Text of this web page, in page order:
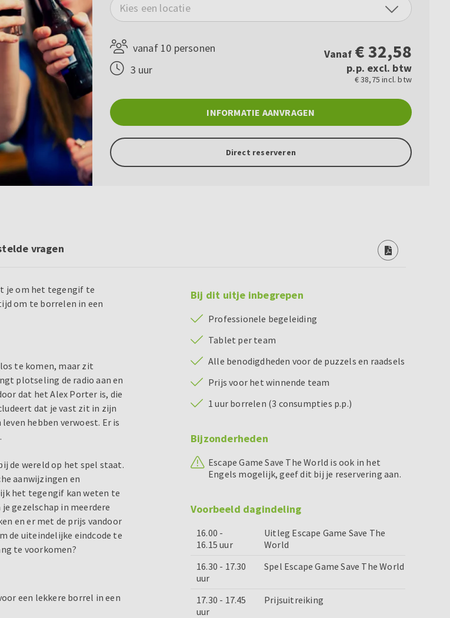
Kies een locatie
vanaf 10 personen
3 uur
Vanaf €32,58
p.p. excl. btw
€ 38,75 incl. btw
INFORMATIE AANVRAGEN
Direct reserveren
vragen
je om het tegengif te
om te borrelen in een
te komen, maar zit
plotseling de radio aan en
dat het Alex Porter is, die
dat je vast zit in zijn
hebben verwoest. Er is
de wereld op het spel staat.
aanwijzingen en
het tegengif kan weten te
gezelschap in meerdere
en er met de prijs vandoor
de uiteindelijke eindcode te
te voorkomen?
een lekkere borrel in een
Bij dit uitje inbegrepen
Professionele begeleiding
Tablet per team
Alle benodigdheden voor de puzzels en raadsels
Prijs voor het winnende team
1 uur borrelen (3 consumpties p.p.)
Bijzonderheden
Escape Game Save The World is ook in het
Engels mogelijk, geef dit bij je reservering aan.
Voorbeeld dagindeling
16.00 -
16.15 uur
Uitleg Escape Game Save The
World
16.30 - 17.30
uur
Spel Escape Game Save The World
17.30 - 17.45
uur
Prijsuitreiking